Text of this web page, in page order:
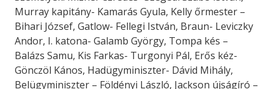
Murray kapitány- Kamarás Gyula, Kelly őrmester –
Bihari József, Gatlow- Fellegi István, Braun- Leviczky
Andor, I. katona- Galamb György, Tompa kés –
Balázs Samu, Kis Farkas- Turgonyi Pál, Erős kéz-
Gönczöl Kános, Hadügyminiszter- Dávid Mihály,
Belügyminiszter – Földényi László, Jackson újságíró –